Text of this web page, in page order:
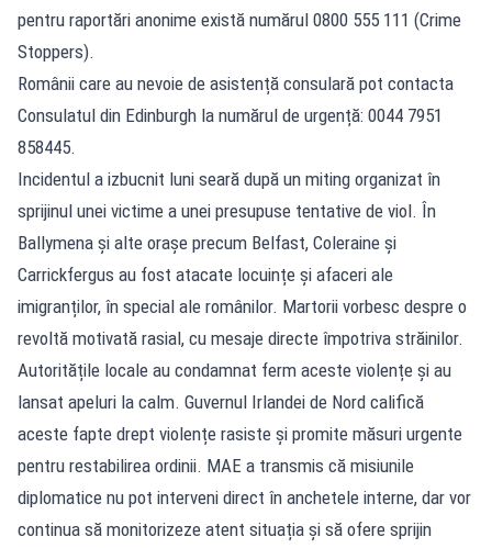
pentru raportări anonime există numărul 0800 555 111 (Crime
Stoppers).
Românii care au nevoie de asistență consulară pot contacta
Consulatul din Edinburgh la numărul de urgență: 0044 7951
858445.
Incidentul a izbucnit luni seară după un miting organizat în
sprijinul unei victime a unei presupuse tentative de viol. În
Ballymena și alte orașe precum Belfast, Coleraine și
Carrickfergus au fost atacate locuințe și afaceri ale
imigranților, în special ale românilor. Martorii vorbesc despre o
revoltă motivată rasial, cu mesaje directe împotriva străinilor.
Autoritățile locale au condamnat ferm aceste violențe și au
lansat apeluri la calm. Guvernul Irlandei de Nord califică
aceste fapte drept violențe rasiste și promite măsuri urgente
pentru restabilirea ordinii. MAE a transmis că misiunile
diplomatice nu pot interveni direct în anchetele interne, dar vor
continua să monitorizeze atent situația și să ofere sprijin